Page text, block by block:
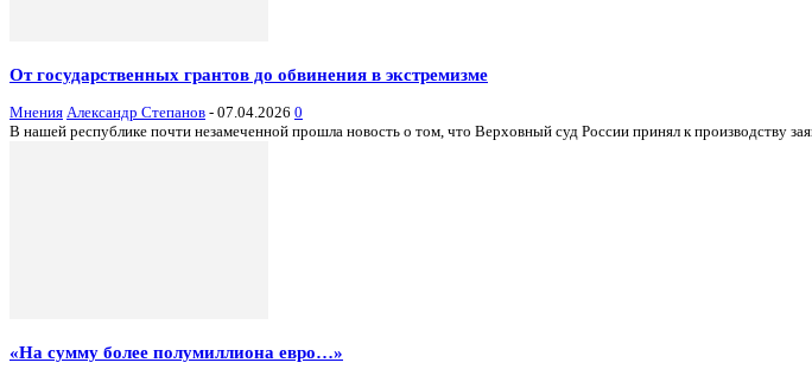
От государственных грантов до обвинения в экстремизме
Мнения Александр Степанов - 07.04.2026 0
В нашей республике почти незамеченной прошла новость о том, что Верховный суд России принял к производству
«На сумму более полумиллиона евро…»